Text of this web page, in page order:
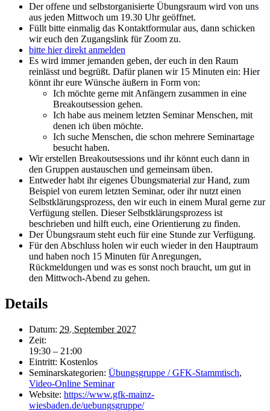
Der offene und selbstorganisierte Übungsraum wird von uns
aus jeden Mittwoch um 19.30 Uhr geöffnet.
Füllt bitte einmalig das Kontaktformular aus, dann schicken
wir euch den Zugangslink für Zoom zu.
bitte hier direkt anmelden
Es wird immer jemanden geben, der euch in den Raum
reinlässt und begrüßt. Dafür planen wir 15 Minuten ein: Hier
könnt ihr eure Wünsche äußern in Form von:
Ich möchte gerne mit Anfängern zusammen in eine
Breakoutsession gehen.
Ich habe aus meinem letzten Seminar Menschen, mit
denen ich üben möchte.
Ich suche Menschen, die schon mehrere Seminartage
besucht haben.
Wir erstellen Breakoutsessions und ihr könnt euch dann in
den Gruppen austauschen und gemeinsam üben.
Entweder habt ihr eigenes Übungsmaterial zur Hand, zum
Beispiel von eurem letzten Seminar, oder ihr nutzt einen
Selbstklärungsprozess, den wir euch in einem Mural gerne zur
Verfügung stellen. Dieser Selbstklärungsprozess ist
beschrieben und hilft euch, eine Orientierung zu finden.
Der Übungsraum steht euch für eine Stunde zur Verfügung.
Für den Abschluss holen wir euch wieder in den Hauptraum
und haben noch 15 Minuten für Anregungen,
Rückmeldungen und was es sonst noch braucht, um gut in
den Mittwoch-Abend zu gehen.
Details
Datum: 29. September 2027
Zeit:
19:30 – 21:00
Eintritt: Kostenlos
Seminarskategorien: Übungsgruppe / GFK-Stammtisch,
Video-Online Seminar
Website: https://www.gfk-mainz-
wiesbaden.de/uebungsgruppe/